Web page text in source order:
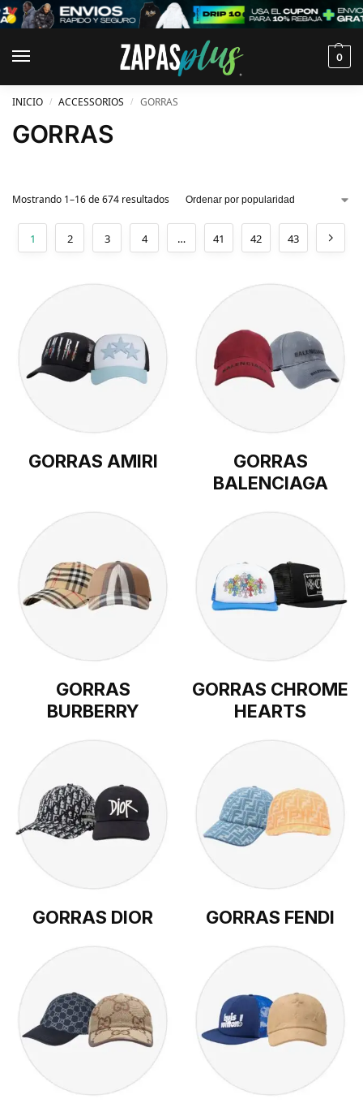
0
INICIO / ACCESSORIOS / GORRAS
GORRAS
Mostrando 1–16 de 674 resultados
1 2 3 4 … 41 42 43
GORRAS AMIRI
GORRAS
BALENCIAGA
GORRAS
BURBERRY
GORRAS CHROME
HEARTS
GORRAS DIOR GORRAS FENDI